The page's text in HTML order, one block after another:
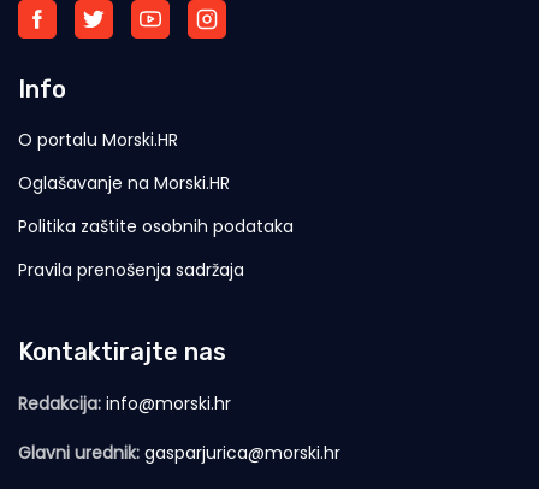
Info
O portalu Morski.HR
Oglašavanje na Morski.HR
Politika zaštite osobnih podataka
Pravila prenošenja sadržaja
Kontaktirajte nas
Redakcija: info@morski.hr
Glavni urednik: gasparjurica@morski.hr